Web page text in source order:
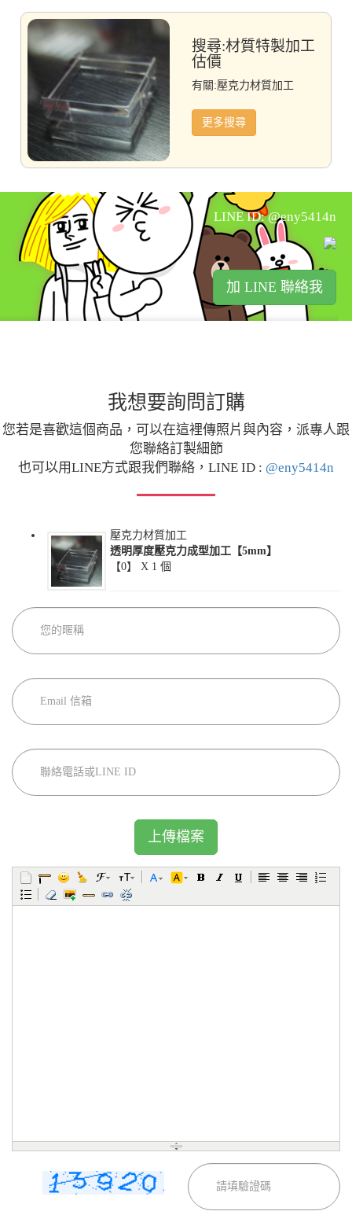
搜尋:材質特製加工
估價
有關:壓克力材質加工
更多搜尋
LINE ID: @eny5414n
加 LINE 聯絡我
我想要詢問訂購
您若是喜歡這個商品，可以在這裡傳照片與內容，派專人跟
您聯絡訂製細節
也可以用LINE方式跟我們聯絡，LINE ID : @eny5414n
壓克力材質加工
透明厚度壓克力成型加工【5mm】
【0】 X 1 個